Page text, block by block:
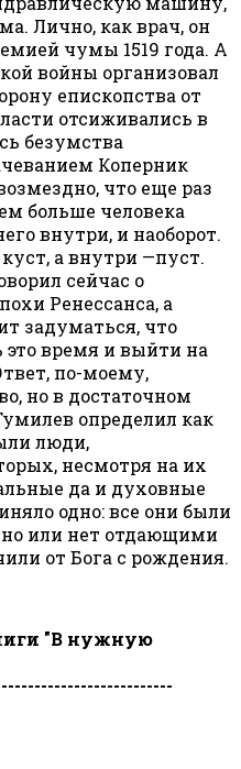
Лично, как врач, он
чумы 1519 года. А
войны организовал
епископства от
отсиживались в
безумства
Коперник
что еще раз
больше человека
внутри, и наоборот.
а внутри —пуст.
сейчас о
Ренессанса, а
задуматься, что
это время и выйти на
по-моему,
но в достаточном
определил как
люди,
несмотря на их
да и духовные
одно: все они были
или нет отдающими
от Бога с рождения.
"В нужную